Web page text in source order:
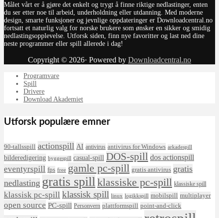
Målet vårt er å gjøre det enkelt og trygt å finne riktige nedlastinger, enten
du ser etter noe til arbeid, underholdning eller utdanning. Med moderne
design, smarte funksjoner og jevnlige oppdateringer er Downloadcentral.no
fortsatt et naturlig valg for norske brukere som ønsker en sikker og smidig
nedlastingsopplevelse. Utforsk siden, finn nye favoritter og last ned dine
neste programmer eller spill allerede i dag!
Copyright © 2026· Powered by Downloadcentral.no
Programvare
Spill
Drivere
Download Akademiet
Utforsk populære emner
90-tallsspill actionspill AI antivirus antivirus for Windows arkadespill
bilderedigering byggespill casual-spill DOS-spill dos actionspill
eventyrspill fps free gamle pc-spill gratis antivirus gratis
nedlasting gratis spillklassiske pc-spill klassiske spill
klassisk pc-spill klassisk spill linux logikkspill mobilspill multiplayer
open source PC-spill Personvern plattformspill point-and-click